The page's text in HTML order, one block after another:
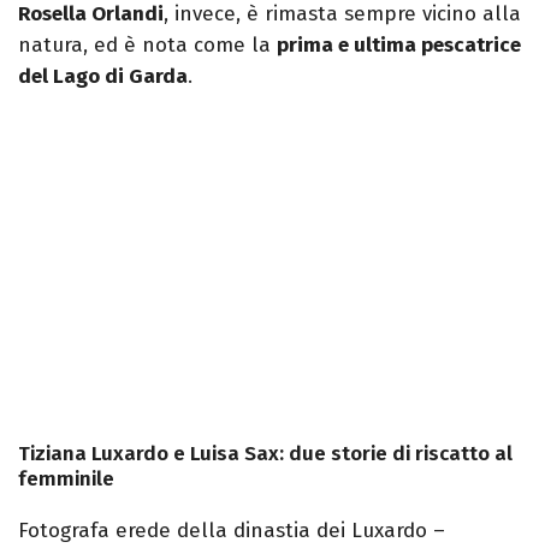
Rosella Orlandi, invece, è rimasta sempre vicino alla
natura, ed è nota come la prima e ultima pescatrice
del Lago di Garda.
Tiziana Luxardo e Luisa Sax: due storie di riscatto al
femminile
Fotografa erede della dinastia dei Luxardo –